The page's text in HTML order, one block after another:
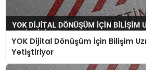
YOK Dijital Dönüşüm İçin Bilişim
Yetiştiriyor